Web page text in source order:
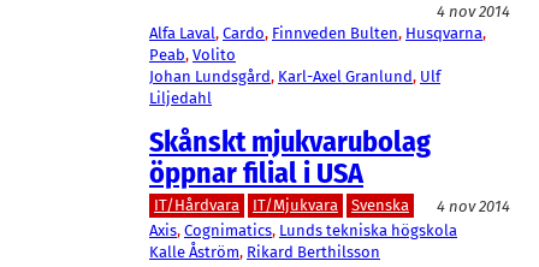
4 nov 2014
Alfa Laval, Cardo, Finnveden Bulten, Husqvarna
Peab, Volito
Johan Lundsgård, Karl-Axel Granlund, Ulf
Liljedahl
Skånskt mjukvarubolag
öppnar filial i USA
IT/Hårdvara IT/Mjukvara Svenska
4 nov 2014
Axis, Cognimatics, Lunds tekniska högskola
Kalle Åström, Rikard Berthilsson